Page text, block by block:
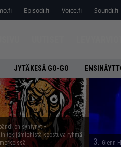
Episodi.fi Voice.fi Soundi.fi
JYTÄKESÄ GO-GO
on syntynyt –
tekijämiehistä koostuva ryhmä
3. Glenn